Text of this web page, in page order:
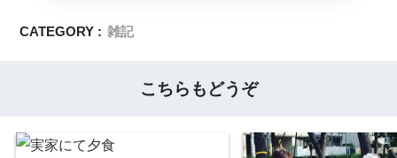
CATEGORY : 雑記
こちらもどうぞ